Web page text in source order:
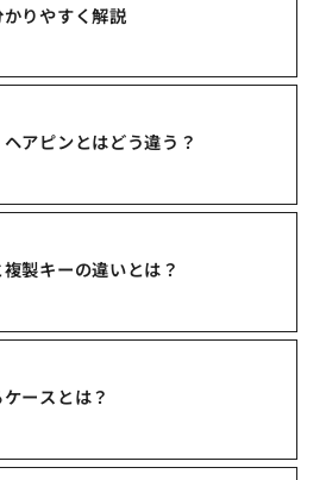
りやすく解説
アピンとはどう違う？
製キーの違いとは？
ースとは？